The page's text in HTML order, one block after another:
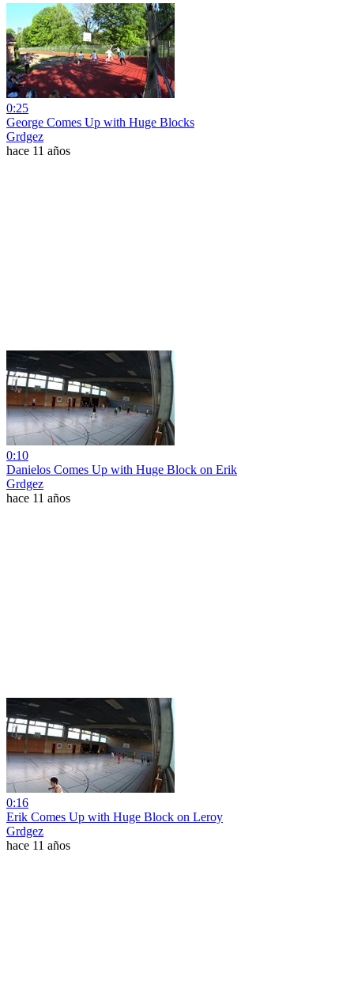
0:25
George Comes Up with Huge Blocks
Grdgez
hace 11 años
0:10
Danielos Comes Up with Huge Block on Erik
Grdgez
hace 11 años
0:16
Erik Comes Up with Huge Block on Leroy
Grdgez
hace 11 años